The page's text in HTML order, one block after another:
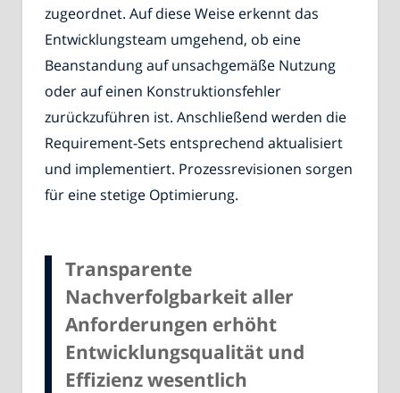
zugeordnet. Auf diese Weise erkennt das
Entwicklungsteam umgehend, ob eine
Beanstandung auf unsachgemäße Nutzung
oder auf einen Konstruktionsfehler
zurückzuführen ist. Anschließend werden die
Requirement-Sets entsprechend aktualisiert
und implementiert. Prozessrevisionen sorgen
für eine stetige Optimierung.
Transparente
Nachverfolgbarkeit aller
Anforderungen erhöht
Entwicklungsqualität und
Effizienz wesentlich